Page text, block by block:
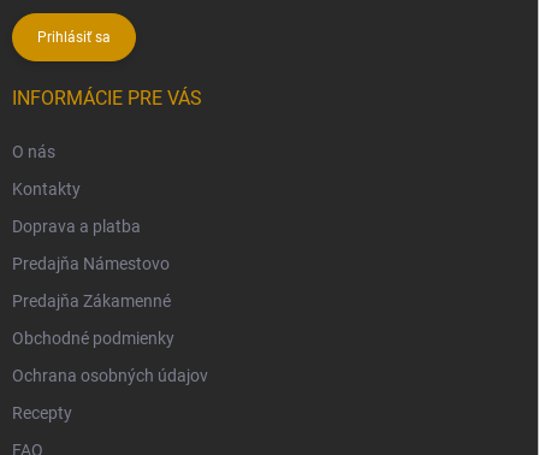
Prihlásiť sa
INFORMÁCIE PRE VÁS
O nás
Kontakty
Doprava a platba
Predajňa Námestovo
Predajňa Zákamenné
Obchodné podmienky
Ochrana osobných údajov
Recepty
FAQ